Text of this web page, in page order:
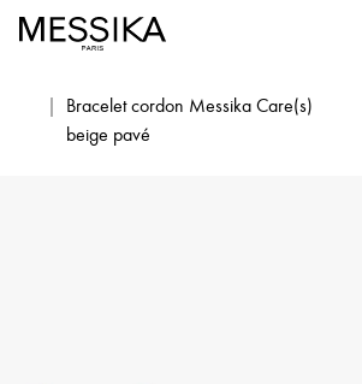
|
Bracelet cordon Messika Care(s)
beige pavé